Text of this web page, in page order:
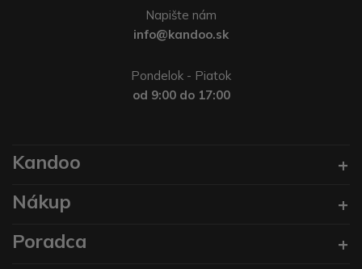
Napište nám
info@kandoo.sk
Pondelok - Piatok
od 9:00 do 17:00
Kandoo
Nákup
Poradca